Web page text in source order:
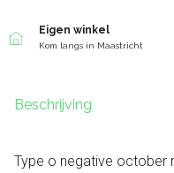
Eigen winkel
Kom langs in Maastricht
Beschrijving
Type o negative october